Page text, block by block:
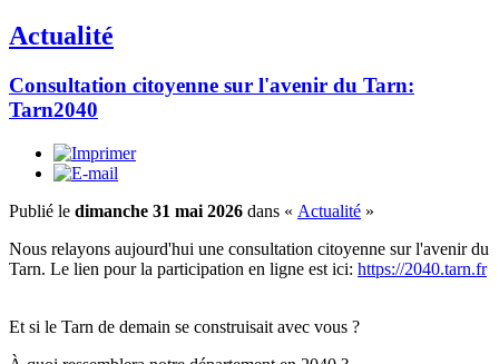
Actualité
Consultation citoyenne sur l'avenir du Tarn:
Tarn2040
Publié le dimanche 31 mai 2026 dans « Actualité »
Nous relayons aujourd'hui une consultation citoyenne sur l'avenir du
Tarn. Le lien pour la participation en ligne est ici: https://2040.tarn.fr
Et si le Tarn de demain se construisait avec vous ?